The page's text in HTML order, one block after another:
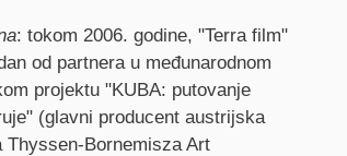
: tokom 2006. godine, "Terra film"
od partnera u međunarodnom
projektu "KUBA: putovanje
(glavni producent austrijska
Thyssen-Bornemisza Art